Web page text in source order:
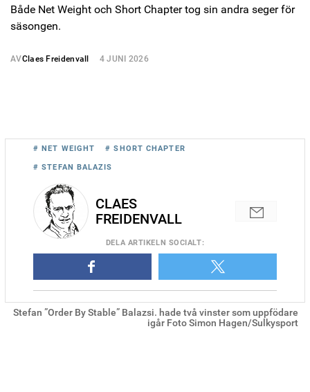
Både Net Weight och Short Chapter tog sin andra seger för
säsongen.
AVClaes Freidenvall 4 JUNI 2026
Stefan ”Order By Stable” Balazsi. hade två vinster som uppfödare
igår Foto Simon Hagen/Sulkysport
# NET WEIGHT # SHORT CHAPTER
# STEFAN BALAZIS
CLAES
FREIDENVALL
DELA ARTIKELN SOCIALT: